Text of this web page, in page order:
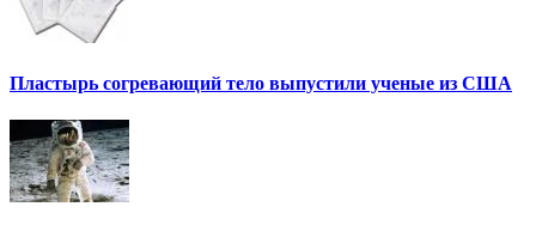
Пластырь согревающий тело выпустили ученые из США